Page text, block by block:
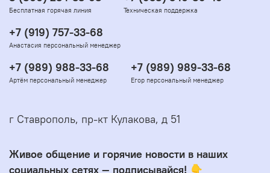
Бесплатная горячая линия Техническая поддержка
+7 (919) 757-33-68
Анастасия персональный менеджер
+7 (989) 988-33-68
Артём персональный менеджер
+7 (989) 989-33-68
Егор персональный менеджер
г Ставрополь, пр-кт Кулакова, д 51
Живое общение и горячие новости в наших
социальных сетях — подписывайся! 👇